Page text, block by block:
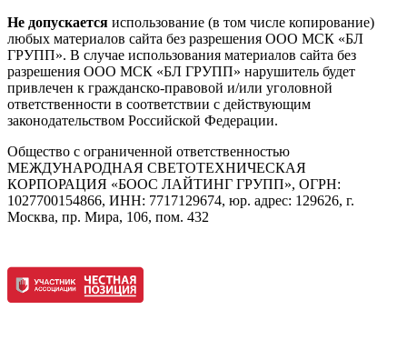
Не допускается использование (в том числе копирование)
любых материалов сайта без разрешения ООО МСК «БЛ
ГРУПП». В случае использования материалов сайта без
разрешения ООО МСК «БЛ ГРУПП» нарушитель будет
привлечен к гражданско-правовой и/или уголовной
ответственности в соответствии с действующим
законодательством Российской Федерации.
Общество с ограниченной ответственностью
МЕЖДУНАРОДНАЯ СВЕТОТЕХНИЧЕСКАЯ
КОРПОРАЦИЯ «БООС ЛАЙТИНГ ГРУПП», ОГРН:
1027700154866, ИНН: 7717129674, юр. адрес: 129626, г.
Москва, пр. Мира, 106, пом. 432